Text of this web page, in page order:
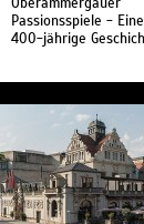
Passionsspiele -
400-jährige